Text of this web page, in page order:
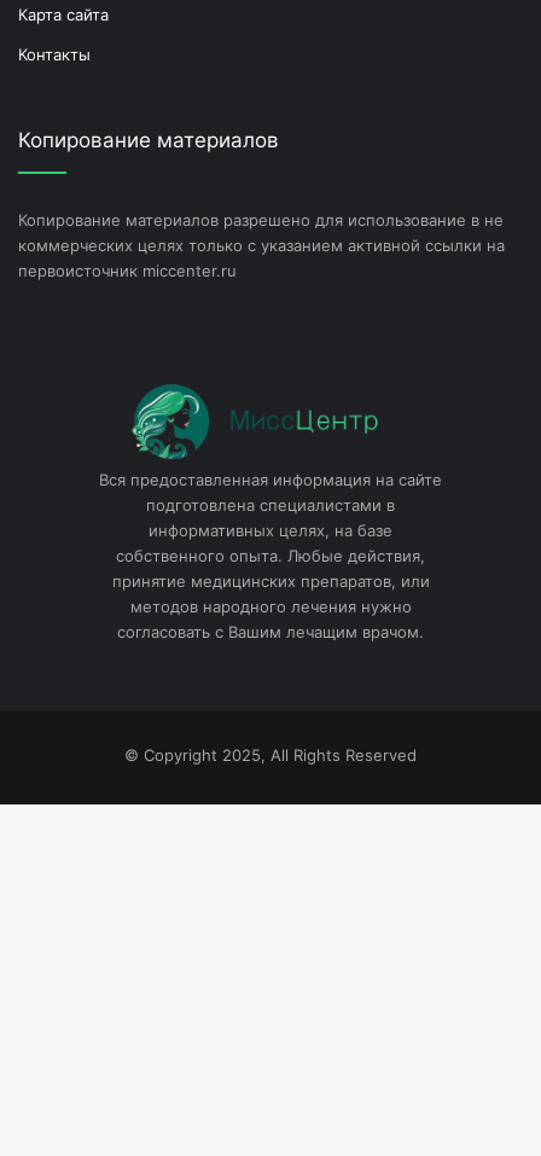
Карта сайта
Контакты
Копирование материалов
Копирование материалов разрешено для использование в не
коммерческих целях только с указанием активной ссылки на
первоисточник miccenter.ru
Вся предоставленная информация на сайте
подготовлена специалистами в
информативных целях, на базе
собственного опыта. Любые действия,
принятие медицинских препаратов, или
методов народного лечения нужно
согласовать с Вашим лечащим врачом.
© Copyright 2025, All Rights Reserved